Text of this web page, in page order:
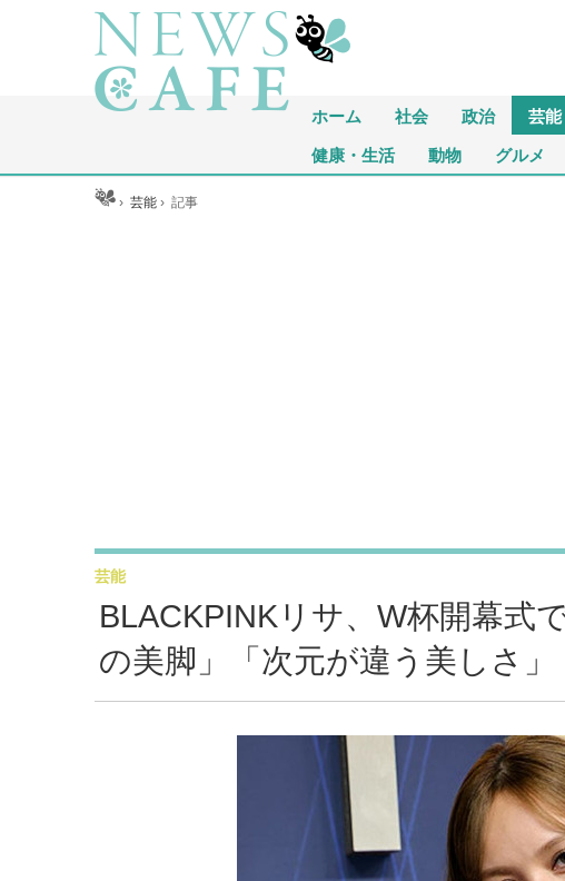
ホーム 社会 政治 芸能
健康・生活 動物 グルメ
ホーム ›芸能 ›記事
BLACKPINKリサ、W杯開幕式
の美脚」「次元が違う美しさ」
芸能